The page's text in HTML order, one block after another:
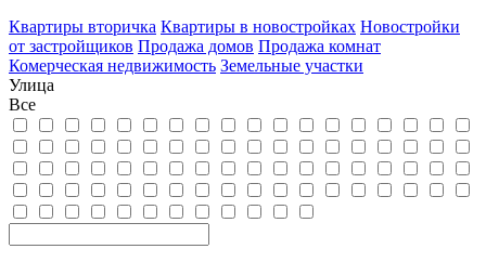
Квартиры вторичка Квартиры в новостройках Новостройки
от застройщиков Продажа домов Продажа комнат
Комерческая недвижимость Земельные участки
Улица
Все